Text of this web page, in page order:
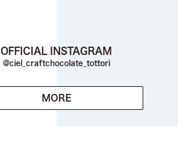
OFFICIAL INSTAGRAM
@ciel_craftchocolate_tottori
MORE